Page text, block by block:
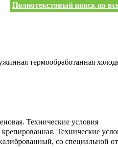
Полнотекстовый поиск по
термообработанная
Технические условия
крепированная. Технические
со специальной